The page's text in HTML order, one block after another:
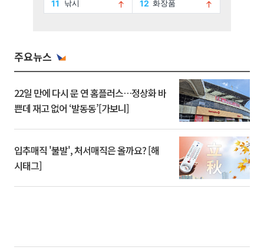
주요뉴스
22일 만에 다시 문 연 홈플러스…정상화 바
쁜데 재고 없어 ‘발동동’[가보니]
입추매직 '불발', 처서매직은 올까요? [해
시태그]